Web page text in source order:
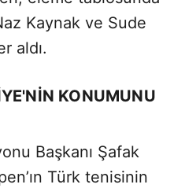
Kaynak ve Sude
aldı.
KONUMUNU
Başkanı Şafak
Türk tenisinin